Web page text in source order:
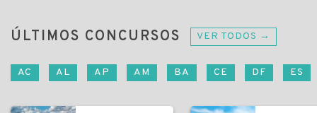
ÚLTIMOS CONCURSOS VER TODOS →
AC AL AP AM BA CE DF ES